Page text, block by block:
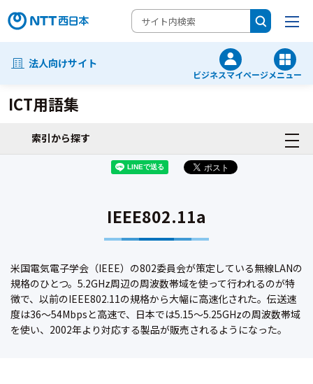
法人向けサイト
ビジネスマイページメニュー
ICT用語集
索引から探す
IEEE802.11a
米国電気電子学会（IEEE）の802委員会が策定している無線LANの
規格のひとつ。5.2GHz周辺の周波数帯域を使って行われるのが特
徴で、以前のIEEE802.11の規格から大幅に高速化された。伝送速
度は36～54Mbpsと高速で、日本では5.15～5.25GHzの周波数帯域
を使い、2002年より対応する製品が販売されるようになった。